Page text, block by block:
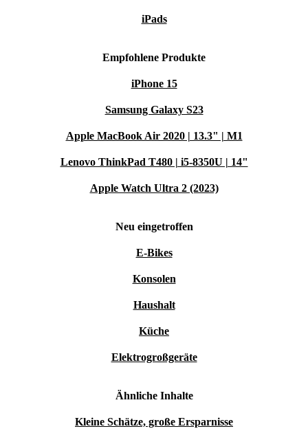
iPads
Empfohlene Produkte
iPhone 15
Samsung Galaxy S23
Apple MacBook Air 2020 | 13.3" | M1
Lenovo ThinkPad T480 | i5-8350U | 14"
Apple Watch Ultra 2 (2023)
Neu eingetroffen
E-Bikes
Konsolen
Haushalt
Küche
Elektrogroßgeräte
Ähnliche Inhalte
Kleine Schätze, große Ersparnisse